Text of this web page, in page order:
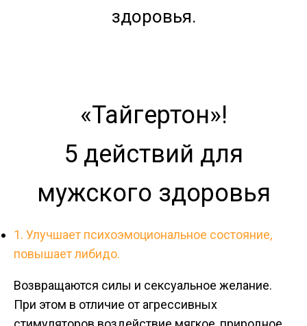
здоровья.
«Тайгертон»!
5 действий для
мужского здоровья
1. Улучшает психоэмоциональное состояние,
повышает либидо.
Возвращаются силы и сексуальное желание.
При этом в отличие от агрессивных